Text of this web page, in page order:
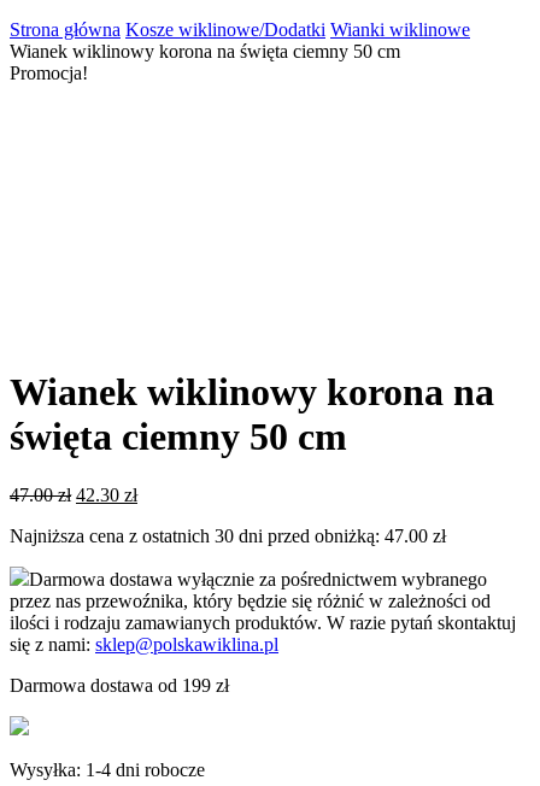
Strona główna Kosze wiklinowe/Dodatki Wianki wiklinowe
Wianek wiklinowy korona na święta ciemny 50 cm
Promocja!
Wianek wiklinowy korona na
święta ciemny 50 cm
47.00zł Pierwotna
wynosiła:
42.30 złAktualna
wynosi:
Najniższa cena z ostatnich 30 dni przed obniżką: 47.00 zł
Darmowa dostawa wyłącznie za pośrednictwem wybranego
przez nas przewoźnika, który będzie się różnić w zależności od
ilości i rodzaju zamawianych produktów. W razie pytań skontaktuj
się z nami: sklep@polskawiklina.pl
Darmowa dostawa od 199 zł
Wysyłka: 1-4 dni robocze